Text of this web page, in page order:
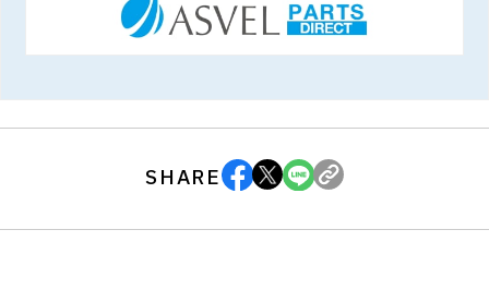
SHARE